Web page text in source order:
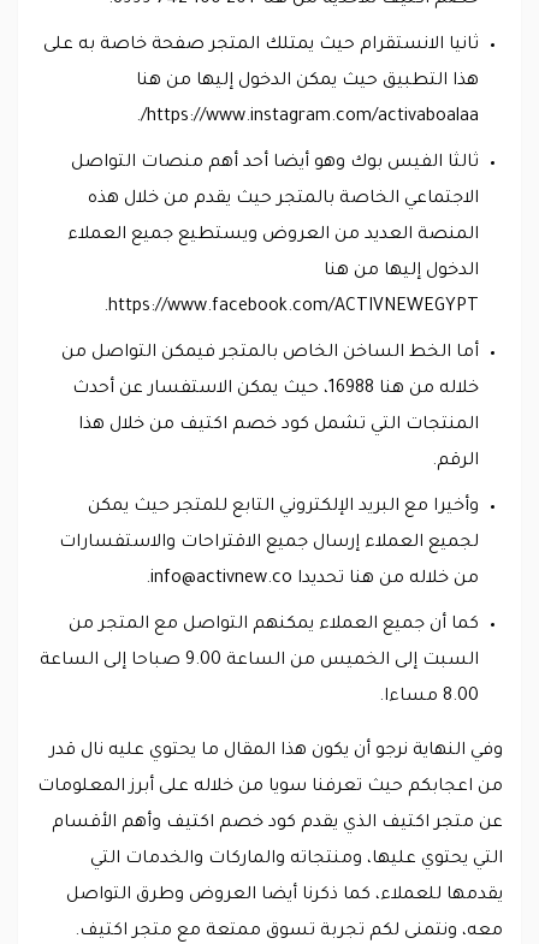
ثانيا الانستقرام حيث يمتلك المتجر صفحة خاصة به على
هذا التطبيق حيث يمكن الدخول إليها من هنا
https://www.instagram.com/activaboalaa/.
ثالثا الفيس بوك وهو أيضا أحد أهم منصات التواصل
الاجتماعي الخاصة بالمتجر حيث يقدم من خلال هذه
المنصة العديد من العروض ويستطيع جميع العملاء
الدخول إليها من هنا
https://www.facebook.com/ACTIVNEWEGYPT.
أما الخط الساخن الخاص بالمتجر فيمكن التواصل من
خلاله من هنا 16988، حيث يمكن الاستفسار عن أحدث
المنتجات التي تشمل كود خصم اكتيف من خلال هذا
الرقم.
وأخيرا مع البريد الإلكتروني التابع للمتجر حيث يمكن
لجميع العملاء إرسال جميع الاقتراحات والاستفسارات
من خلاله من هنا تحديدا info@activnew.co
.
كما أن جميع العملاء يمكنهم التواصل مع المتجر من
السبت إلى الخميس من الساعة 9.00 صباحا إلى الساعة
8.00 مساءا.
وفي النهاية نرجو أن يكون هذا المقال ما يحتوي عليه نال قدر
من اعجابكم حيث تعرفنا سويا من خلاله على أبرز المعلومات
عن متجر اكتيف الذي يقدم كود خصم اكتيف وأهم الأقسام
التي يحتوي عليها، ومنتجاته والماركات والخدمات التي
يقدمها للعملاء، كما ذكرنا أيضا العروض وطرق التواصل
معه، ونتمنى لكم تجربة تسوق ممتعة مع متجر اكتيف.